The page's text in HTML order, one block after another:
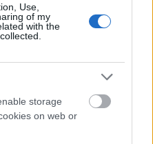
Use,
of my
with the
storage
on web or
még több virág és új
egyik legfontosabb